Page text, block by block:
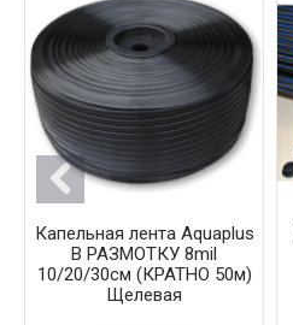
Капельная лента Aquaplus
В РАЗМОТКУ 8mil
10/20/30см (КРАТНО 50м)
Щелевая